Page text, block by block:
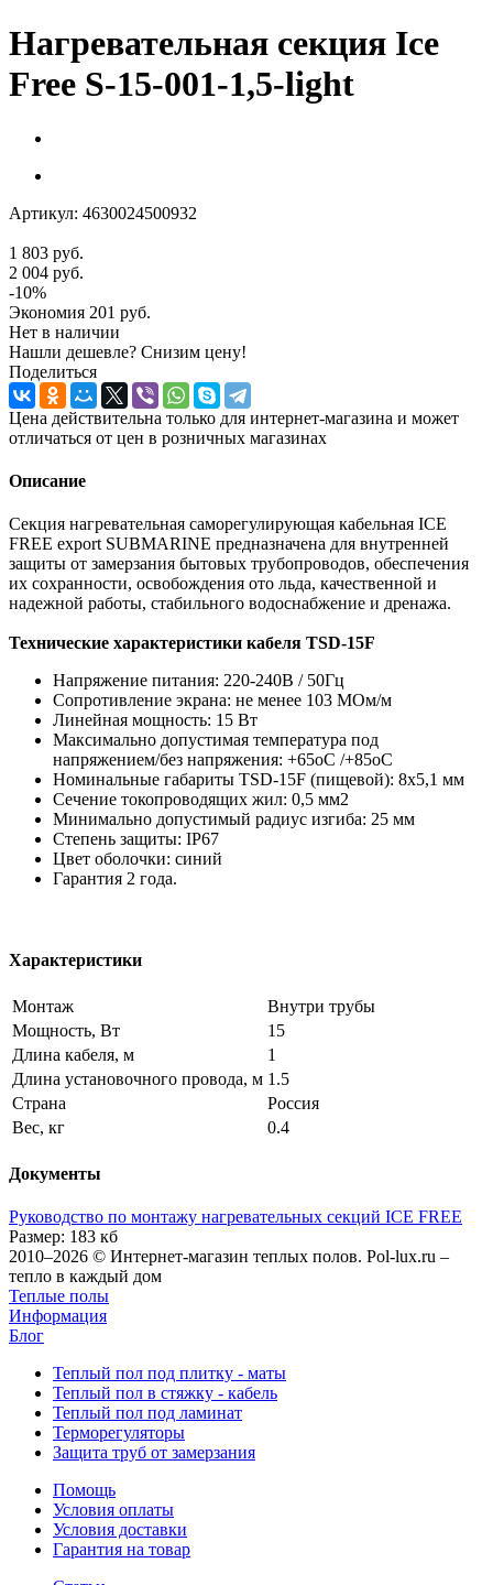
Нагревательная секция Ice
Free S-15-001-1,5-light
Артикул: 4630024500932
1 803 руб.
2 004 руб.
-10%
Экономия 201 руб.
Нет в наличии
Нашли дешевле? Снизим цену!
Поделиться
Цена действительна только для интернет-магазина и может
отличаться от цен в розничных магазинах
Описание
Секция нагревательная саморегулирующая кабельная ICE
FREE export SUBMARINE предназначена для внутренней
защиты от замерзания бытовых трубопроводов, обеспечения
их сохранности, освобождения ото льда, качественной и
надежной работы, стабильного водоснабжение и дренажа.
Технические характеристики кабеля TSD-15F
Напряжение питания: 220-240В / 50Гц
Сопротивление экрана: не менее 103 МОм/м
Линейная мощность: 15 Вт
Максимально допустимая температура под
напряжением/без напряжения: +65oС /+85oС
Номинальные габариты TSD-15F (пищевой): 8х5,1 мм
Сечение токопроводящих жил: 0,5 мм2
Минимально допустимый радиус изгиба: 25 мм
Степень защиты: IP67
Цвет оболочки: синий
Гарантия 2 года.
Характеристики
Монтаж
Внутри трубы
Мощность, Вт
15
Длина кабеля, м
1
Длина установочного провода, м 1.5
Страна
Россия
Вес, кг
0.4
Документы
Руководство по монтажу нагревательных секций ICE FREE
Размер: 183 кб
2010–2026 © Интернет-магазин теплых полов. Pol-lux.ru –
тепло в каждый дом
Теплые полы
Информация
Блог
Теплый пол под плитку - маты
Теплый пол в стяжку - кабель
Теплый пол под ламинат
Терморегуляторы
Защита труб от замерзания
Помощь
Условия оплаты
Условия доставки
Гарантия на товар